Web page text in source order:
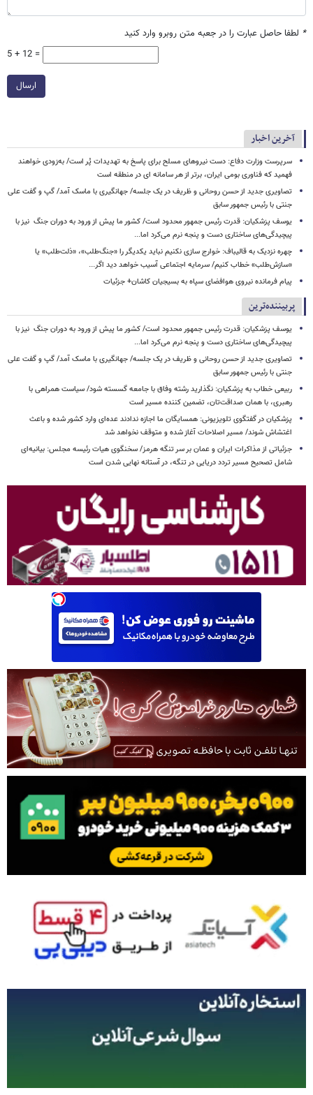
* لطفا حاصل عبارت را در جعبه متن روبرو وارد کنید
5 + 12 =
ارسال
آخرین اخبار
سرپرست وزارت دفاع: دست نیروهای مسلح برای پاسخ به تهدیدات پُر است/ به‌زودی خواهند
فهمید که فناوری بومی ایران، برتر از هر سامانه ای در منطقه است
تصاویری جدید از حسن روحانی و ظریف در یک جلسه/ جهانگیری با ماسک آمد/ گپ و گفت علی
جنتی با رئیس جمهور سابق
یوسف پزشکیان: قدرت رئیس‌ جمهور محدود است/ کشور ما پیش از ورود به دوران جنگ نیز با
پیچیدگی‌های ساختاری دست و پنجه نرم می‌کرد اما...
چهره نزدیک به قالیباف: خوارج سازی نکنیم نباید یکدیگر را «جنگ‌طلب»، «ذلت‌طلب» یا
«سازش‌طلب» خطاب کنیم/ سرمایه اجتماعی آسیب خواهد دید اگر...
پیام فرمانده نیروی هوافضای سپاه به بسیجیان کاشان+ جزئیات
پربیننده‌ترین
یوسف پزشکیان: قدرت رئیس‌ جمهور محدود است/ کشور ما پیش از ورود به دوران جنگ نیز با
پیچیدگی‌های ساختاری دست و پنجه نرم می‌کرد اما...
تصاویری جدید از حسن روحانی و ظریف در یک جلسه/ جهانگیری با ماسک آمد/ گپ و گفت علی
جنتی با رئیس جمهور سابق
ربیعی خطاب به پزشکیان: نگذارید رشته وفاق با جامعه گسسته شود/ سیاست همراهی با
رهبری، با همان صداقت‌تان، تضمین کننده مسیر است
پزشکیان در گفتگوی تلویزیونی: همسایگان ما اجازه ندادند عده‌ای وارد کشور شده و باعث
اغتشاش شوند/ مسیر اصلاحات آغاز شده و متوقف نخواهد شد
جزئیاتی از مذاکرات ایران و عمان بر سر تنگه هرمز/ سخنگوی هیات رئیسه مجلس: بیانیه‌ای
شامل تصحیح مسیر تردد دریایی در تنگه، در آستانه نهایی شدن است